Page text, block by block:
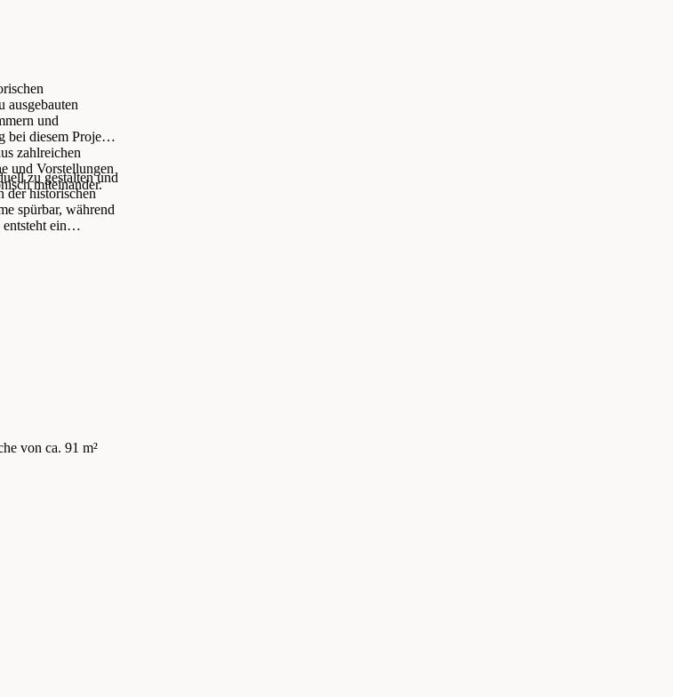
ausgebauten
und
bei diesem Projekt
zahlreichen
und Vorstellungen
miteinander.
zu gestalten und
der historischen
spürbar, während
ein
von ca. 91 m²